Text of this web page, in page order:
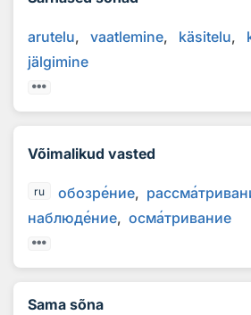
arutelu vaatlemine käsitelu
jälgimine
Võimalikud vasted
ru обозрение рассма
наблюдение осматривание
Sama sõna